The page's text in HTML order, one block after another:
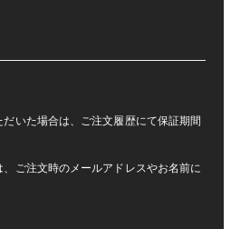
いた場合は、ご注文履歴にて保証期間
ご注文時のメールアドレスやお名前に